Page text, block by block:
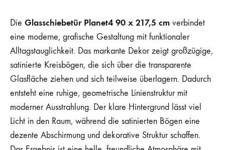
Die Glasschiebetür Planet4 90 x 217,5 cm verbindet
eine moderne, grafische Gestaltung mit funktionaler
Alltagstauglichkeit. Das markante Dekor zeigt großzügige,
satinierte Kreisbögen, die sich über die transparente
Glasfläche ziehen und sich teilweise überlagern. Dadurch
entsteht eine ruhige, geometrische Linienstruktur mit
moderner Ausstrahlung. Der klare Hintergrund lässt viel
Licht in den Raum, während die satinierten Bögen eine
dezente Abschirmung und dekorative Struktur schaffen.